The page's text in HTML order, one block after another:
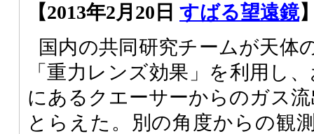
【2013年2月20日 すばる望遠鏡
国内の共同研究チームが天体
「重力レンズ効果」を利用し
にあるクエーサーからのガス
とらえた。別の角度からの観